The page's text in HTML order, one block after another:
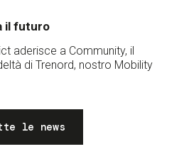
il futuro
aderisce a Community, il
di Trenord, nostro Mobility
le news